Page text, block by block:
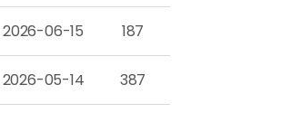
2026-06-15 187
2026-05-14 387